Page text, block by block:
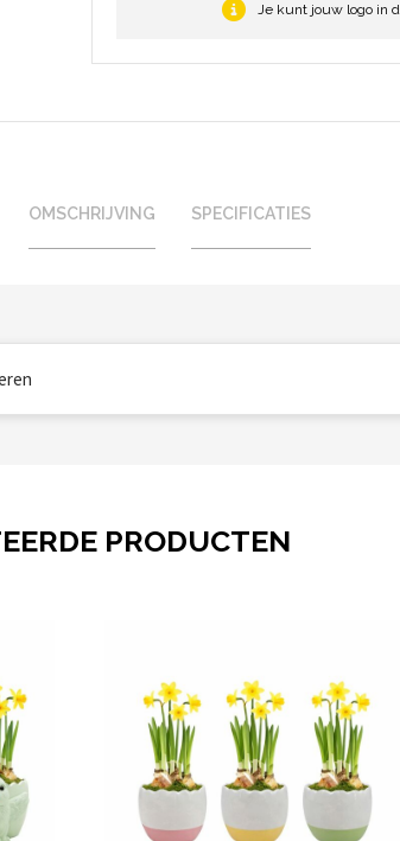
Je kunt jouw logo in
OMSCHRIJVING SPECIFICATIES
PRODUCTEN